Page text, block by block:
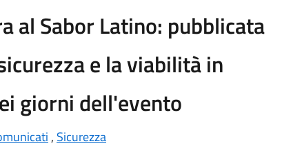
al Sabor Latino: pubblicata
e la viabilità in
giorni dell'evento
, Sicurezza